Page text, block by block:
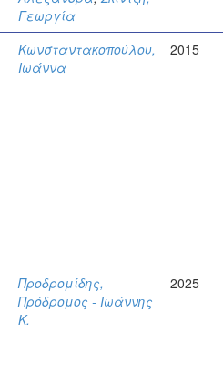
Γεωργία
Κωνσταντακοπούλου,
Ιωάννα
2015
Προδρομίδης,
Πρόδρομος - Ιωάννης
Κ.
2025